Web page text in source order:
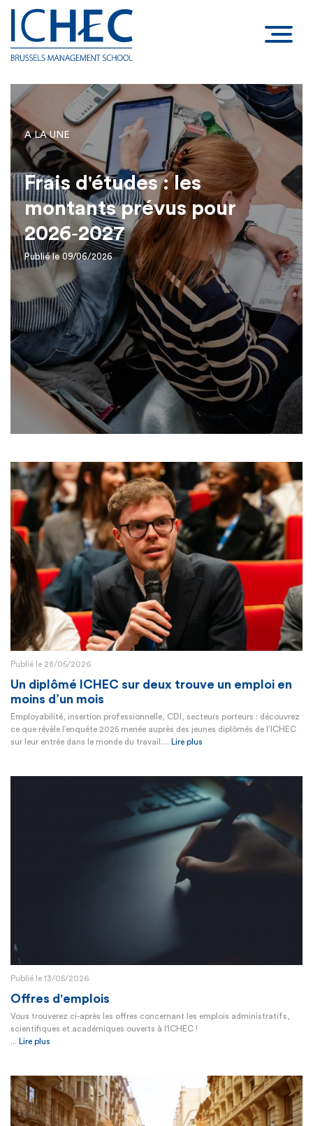
A LA UNE
Frais d'études : les
montants prévus pour
2026‑2027
Publié le 09/06/2026
Publié le 28/05/2026
Un diplômé ICHEC sur deux trouve un emploi en
moins d’un mois
Employabilité, insertion professionnelle, CDI, secteurs porteurs : découvrez
ce que révèle l’enquête 2025 menée auprès des jeunes diplômés de l’ICHEC
sur leur entrée dans le monde du travail.... Lire plus
Publié le 13/05/2026
Offres d'emplois
Vous trouverez ci-après les offres concernant les emplois administratifs,
scientifiques et académiques ouverts à l'ICHEC !
... Lire plus